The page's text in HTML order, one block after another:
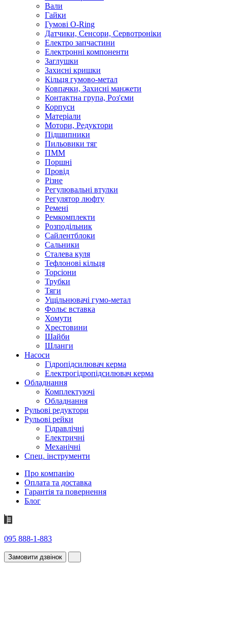
Вали
Гайки
Гумові O-Ring
Датчики, Сенсори, Сервотроніки
Електро запчастини
Електронні компоненти
Заглушки
Захисні кришки
Кільця гумово-метал
Ковпачки, Захисні манжети
Контактна група, Роз'єми
Корпуси
Матеріали
Мотори, Редуктори
Підшипники
Пильовики тяг
ПММ
Поршні
Провід
Різне
Регулювальні втулки
Регулятор люфту
Ремені
Ремкомплекти
Розподільник
Сайлентблоки
Сальники
Сталева куля
Тефлонові кільця
Торсіони
Трубки
Тяги
Ущільнювачі гумо-метал
Фольє вставка
Хомути
Хрестовини
Шайби
Шланги
Насоси
Гідропідсилювач керма
Електрогідропідсилювач керма
Обладнання
Комплектуючі
Обладнання
Рульові редуктори
Рульові рейки
Гідравлічні
Електричні
Механічні
Спец. інструменти
Про компанію
Оплата та доставка
Гарантія та повернення
Блог
095 888-1-883
Замовити дзвінок